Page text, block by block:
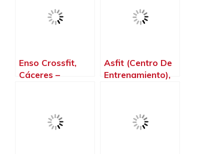
Enso Crossfit,
Cáceres‎ –
Asfit (Centro De
Entrenamiento),